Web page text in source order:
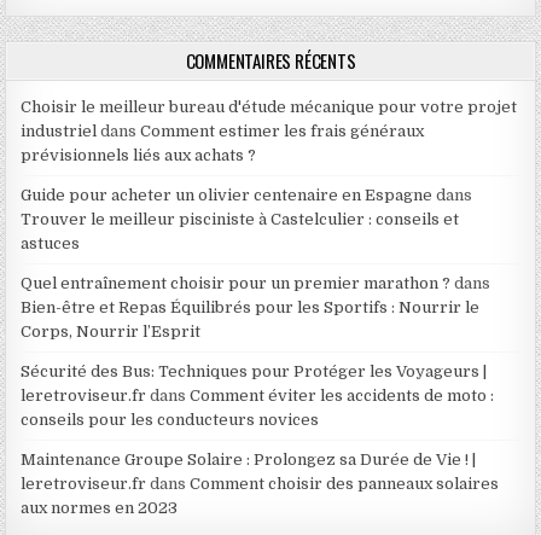
COMMENTAIRES RÉCENTS
Choisir le meilleur bureau d'étude mécanique pour votre projet
industriel dansComment estimer les frais généraux
prévisionnels liés aux achats ?
Guide pour acheter un olivier centenaire en Espagne dans
Trouver le meilleur pisciniste à Castelculier : conseils et
astuces
Quel entraînement choisir pour un premier marathon ? dans
Bien-être et Repas Équilibrés pour les Sportifs : Nourrir le
Corps, Nourrir l’Esprit
Sécurité des Bus: Techniques pour Protéger les Voyageurs |
leretroviseur.fr dansComment éviter les accidents de moto :
conseils pour les conducteurs novices
Maintenance Groupe Solaire : Prolongez sa Durée de Vie ! |
leretroviseur.fr dansComment choisir des panneaux solaires
aux normes en 2023